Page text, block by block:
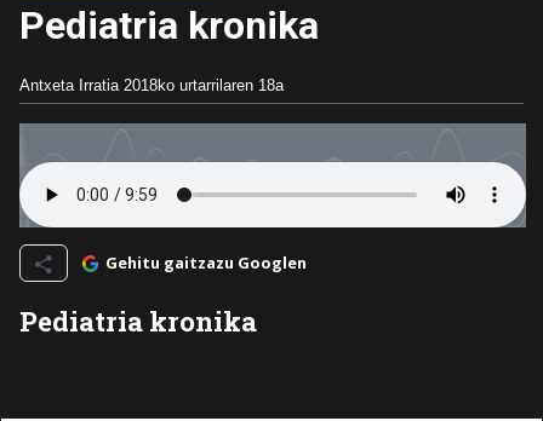
Pediatria kronika
Antxeta Irratia 2018ko urtarrilaren 18a
Gehitu gaitzazu Googlen
Pediatria kronika